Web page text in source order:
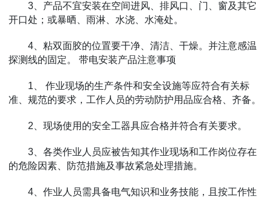
3、产品不宜安装在空间进风、排风口、门、窗及其它
开口处；或暴晒、雨淋、水浇、水淹处。
4、粘双面胶的位置要干净、清洁、干燥。并注意感温
探测线的固定。 带电安装产品注意事项
1、 作业现场的生产条件和安全设施等应符合有关标
准、规范的要求，工作人员的劳动防护用品应合格、齐备。
2、现场使用的安全工器具应合格并符合有关要求。
3、各类作业人员应被告知其作业现场和工作岗位存在
的危险因素、防范措施及事故紧急处理措施。
4、作业人员需具备电气知识和业务技能，且按工作性